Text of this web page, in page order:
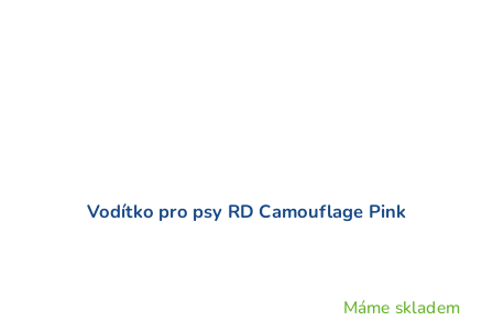
Vodítko pro psy RD Camouflage Pink
Máme skladem